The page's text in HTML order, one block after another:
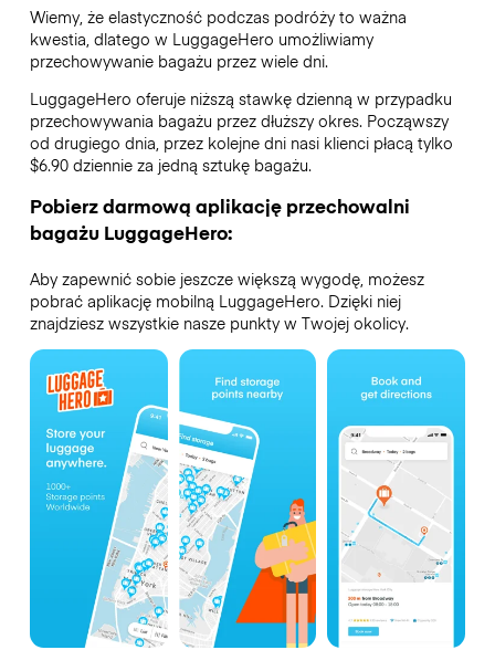
Wiemy, że elastyczność podczas podróży to ważna
kwestia, dlatego w LuggageHero umożliwiamy
przechowywanie bagażu przez wiele dni.
LuggageHero oferuje niższą stawkę dzienną w przypadku
przechowywania bagażu przez dłuższy okres. Począwszy
od drugiego dnia, przez kolejne dni nasi klienci płacą tylko
$6.90 dziennie za jedną sztukę bagażu.
Pobierz darmową aplikację przechowalni
bagażu LuggageHero:
Aby zapewnić sobie jeszcze większą wygodę, możesz
pobrać aplikację mobilną LuggageHero. Dzięki niej
znajdziesz wszystkie nasze punkty w Twojej okolicy.